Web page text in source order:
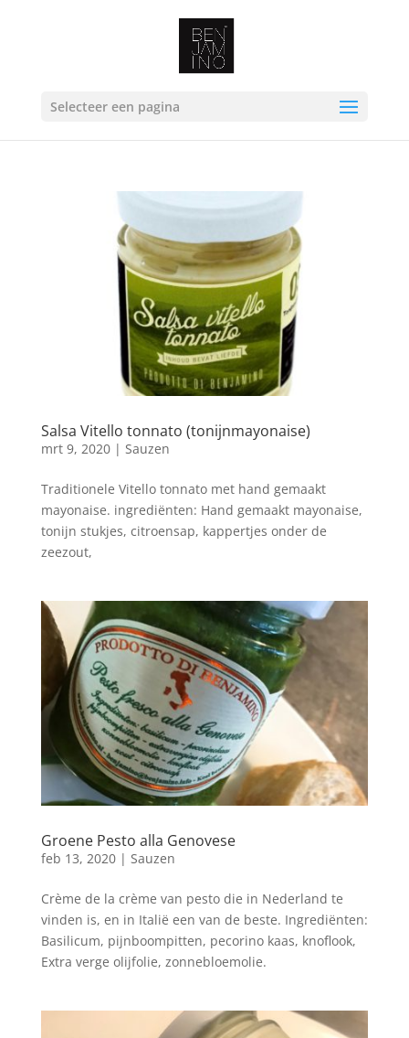
Selecteer een pagina
Salsa Vitello tonnato (tonijnmayonaise)
mrt 9, 2020| Sauzen
Traditionele Vitello tonnato met hand gemaakt
mayonaise. ingrediënten: Hand gemaakt mayonaise,
tonijn stukjes, citroensap, kappertjes onder de
zeezout,
Groene Pesto alla Genovese
feb 13, 2020| Sauzen
Crème de la crème van pesto die in Nederland te
vinden is, en in Italië een van de beste. Ingrediënten:
Basilicum, pijnboompitten, pecorino kaas, knoflook,
Extra verge olijfolie, zonnebloemolie.